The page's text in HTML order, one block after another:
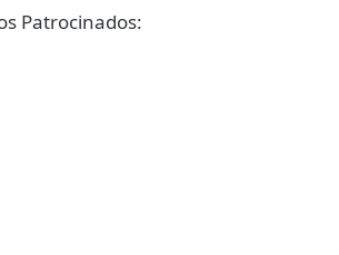
Patrocinados: